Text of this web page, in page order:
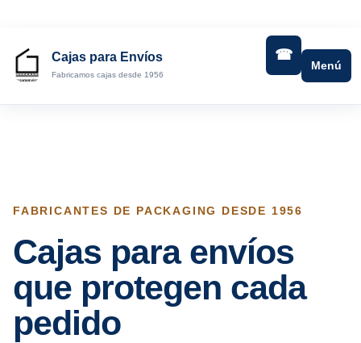
contenidoCajas para Envíos
Fabricamos cajas desde 1956
Menú
FABRICANTES DE PACKAGING DESDE 1956
Cajas para envíos
que protegen cada
pedido